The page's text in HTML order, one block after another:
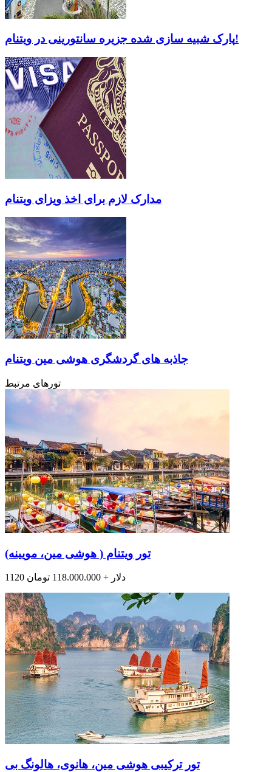
پارک شبیه سازی شده جزیره سانتورینی در ویتنام!
مدارک لازم برای اخذ ویزای ویتنام
جاذبه های گردشگری هوشی مین ویتنام
تورهای مرتبط
تور ویتنام ( هوشی مین، مویینه)
1120 دلار + 118.000.000 تومان
تور ترکیبی هوشی مین، هانوی، هالونگ بی